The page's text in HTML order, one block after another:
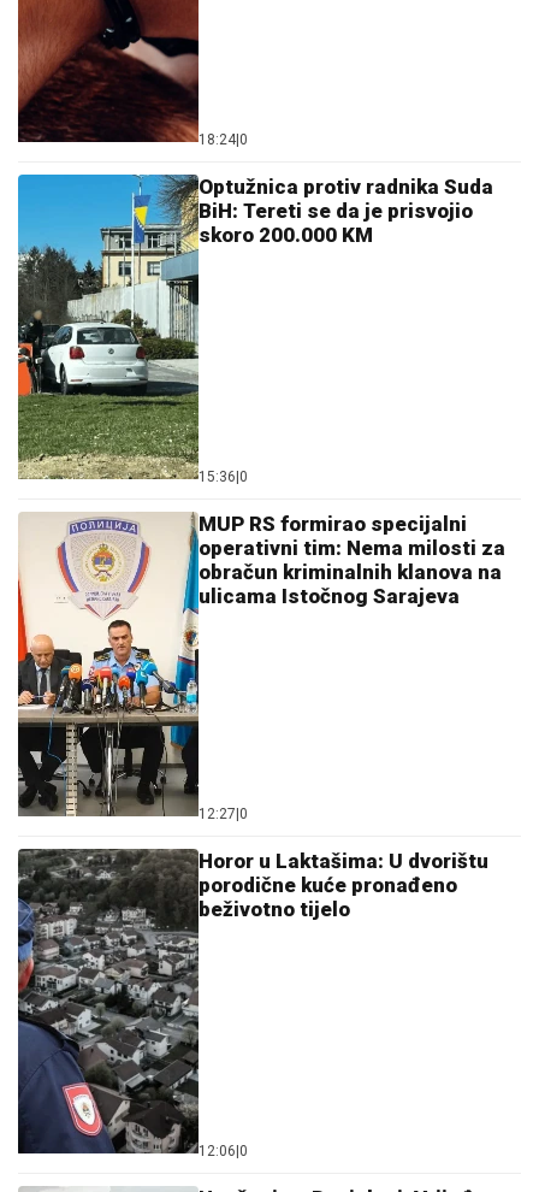
18:24|0
Optužnica protiv radnika Suda
BiH: Tereti se da je prisvojio
skoro 200.000 KM
15:36|0
MUP RS formirao specijalni
operativni tim: Nema milosti za
obračun kriminalnih klanova na
ulicama Istočnog Sarajeva
12:27|0
Horor u Laktašima: U dvorištu
porodične kuće pronađeno
beživotno tijelo
12:06|0